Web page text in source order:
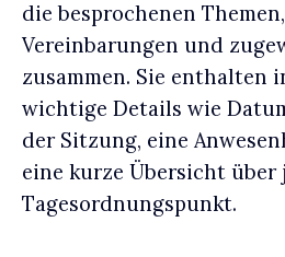
die besprochenen
Vereinbarungen und
zusammen. Sie enthalten
wichtige Details wie
der Sitzung, eine
eine kurze Übersicht über
Tagesordnungspunkt.